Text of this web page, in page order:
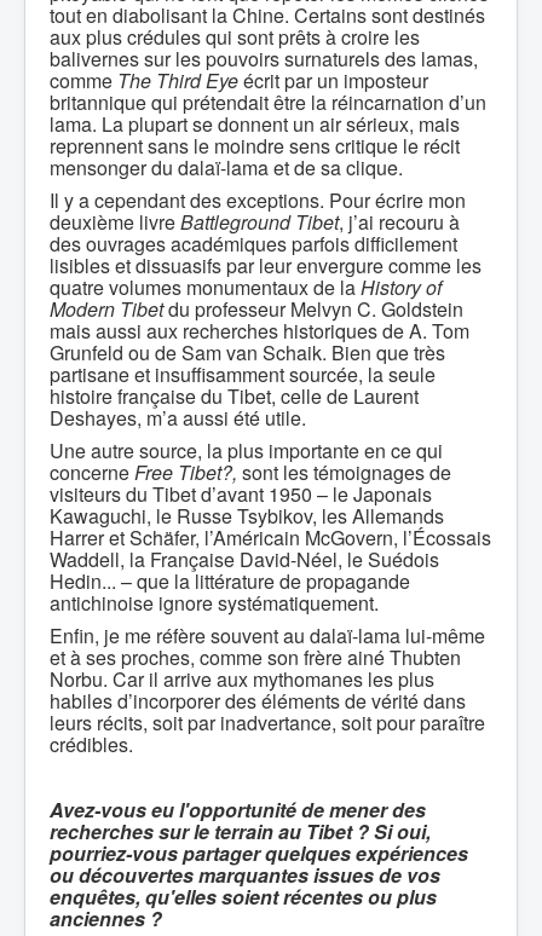
tout en diabolisant la Chine. Certains sont destinés
aux plus crédules qui sont prêts à croire les
balivernes sur les pouvoirs surnaturels des lamas,
comme The Third Eyeécrit par un imposteur
britannique qui prétendait être la réincarnation d’un
lama. La plupart se donnent un air sérieux, mais
reprennent sans le moindre sens critique le récit
mensonger du dalaï-lama et de sa clique.
Il y a cependant des exceptions. Pour écrire mon
deuxième livreBattleground Tibet, j’ai recouru à
des ouvrages académiques parfois difficilement
lisibles et dissuasifs par leur envergure comme les
quatre volumes monumentaux de laHistory of
Modern Tibetdu professeur Melvyn C. Goldstein
mais aussi aux recherches historiques de A. Tom
Grunfeld ou de Sam van Schaik. Bien que très
partisane et insuffisamment sourcée, la seule
histoire française du Tibet, celle de Laurent
Deshayes, m’a aussi été utile.
Une autre source, la plus importante en ce qui
concerneFree Tibet?, sont les témoignages de
visiteurs du Tibet d’avant 1950 – le Japonais
Kawaguchi, le Russe Tsybikov, les Allemands
Harrer et Schäfer, l’Américain McGovern, l’Écossais
Waddell, la Française David-Néel, le Suédois
Hedin... – que la littérature de propagande
antichinoise ignore systématiquement.
Enfin, je me réfère souvent au dalaï-lama lui-même
et à ses proches, comme son frère ainé Thubten
Norbu. Car il arrive aux mythomanes les plus
habiles d’incorporer des éléments de vérité dans
leurs récits, soit par inadvertance, soit pour paraître
crédibles.
Avez-vous eu l'opportunité de mener des
recherches sur le terrain au Tibet ? Si oui,
pourriez-vous partager quelques expériences
ou découvertes marquantes issues de vos
enquêtes, qu'elles soient récentes ou plus
anciennes ?